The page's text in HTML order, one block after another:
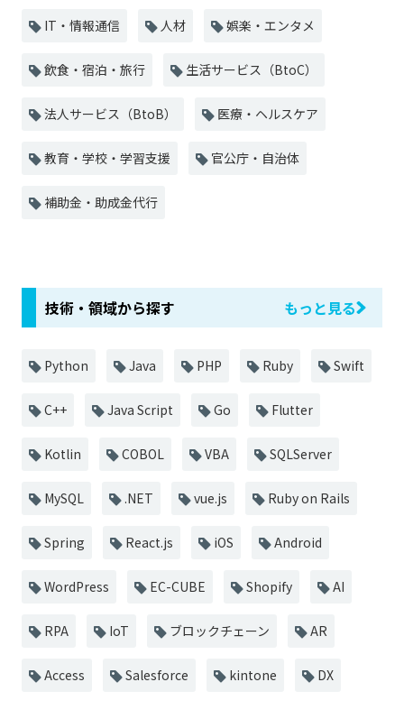
IT・情報通信 人材 娯楽・エンタメ
飲食・宿泊・旅行 生活サービス（BtoC）
法人サービス（BtoB） 医療・ヘルスケア
教育・学校・学習支援 官公庁・自治体
補助金・助成金代行
技術・領域から探す もっと見る
Python Java PHP Ruby Swift
C++ Java Script Go Flutter
Kotlin COBOL VBA SQLServer
MySQL .NET vue.js Ruby on Rails
Spring React.js iOS Android
WordPress EC-CUBE Shopify AI
RPA IoT ブロックチェーン AR
Access Salesforce kintone DX